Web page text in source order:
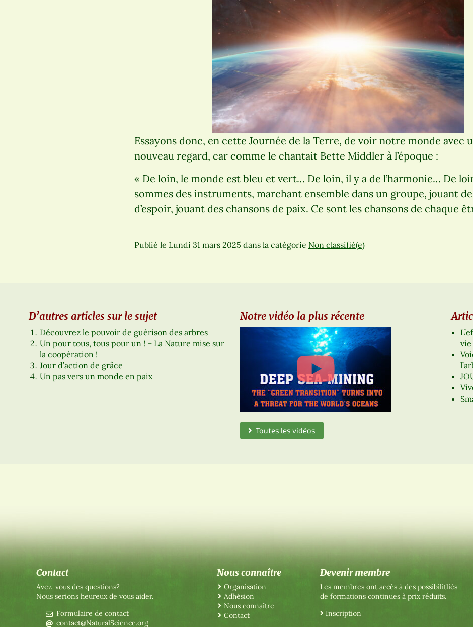
Essayons donc, en cette Journée de la Terre, de voir notre monde avec
nouveau regard, car comme le chantait Bette Middler à l’époque :
« De loin, le monde est bleu et vert… De loin, il y a de l’harmonie… De
sommes des instruments, marchant ensemble dans un groupe, jouant
d’espoir, jouant des chansons de paix. Ce sont les chansons de chaque
Publié le Lundi 31 mars 2025 dans la catégorie Non classifié(e)
D’autres articles sur le sujet
Découvrez le pouvoir de guérison des arbres
Un pour tous, tous pour un ! – La Nature mise sur
la coopération !
Jour d’action de grâce
Un pas vers un monde en paix
Notre vidéo la plus récente
Toutes les vidéos
Contact
Avez-vous des questions?
Nous serions heureux de vous aider.
Formulaire de contact
contact@NaturalScience.org
Nous connaître
Organisation
Adhésion
Nous connaître
Contact
Devenir membre
Les membres ont accès à des possibilitliés
de formations continues à prix réduits.
Inscription